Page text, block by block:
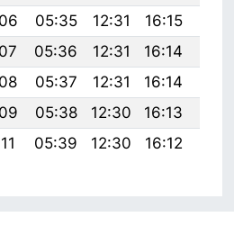
05:35 12:31 16:15
05:36 12:31 16:14
05:37 12:31 16:14
05:38 12:30 16:13
05:39 12:30 16:12